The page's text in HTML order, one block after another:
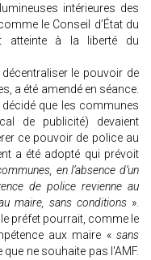
intérieures des
le Conseil d’État du
atteinte à la liberté du
le pouvoir de
a été amendé en séance.
que les communes
de publicité) devaient
ce pouvoir de police au
a été adopté qui prévoit
en l’absence d’un
de police revienne au
maire, sans conditions».
préfet pourrait, comme le
aux maire «sans
ne souhaite pas l'AMF.